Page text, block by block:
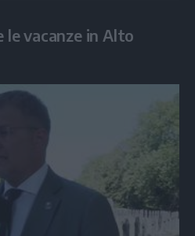
vacanze in Alto